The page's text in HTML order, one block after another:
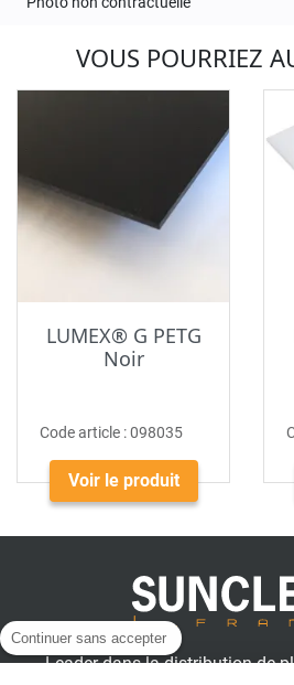
VOUS POURRIEZ
LUMEX® G PETG
Noir
Code article :098035
Voir le produit
Leader dans la distribution de
Continuer sans accepter